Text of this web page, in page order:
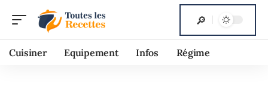
Cuisiner Equipement Infos Régime